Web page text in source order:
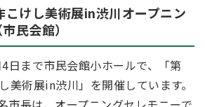
けし美術展in渋川オープニン
民会館）
日まで市民会館小ホールで、「第
美術展in渋川」を開催しています。